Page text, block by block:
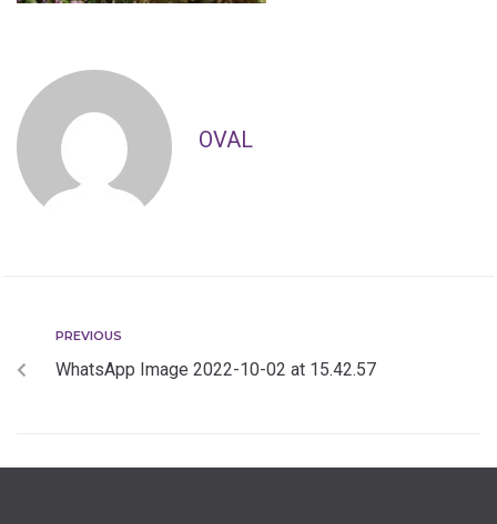
OVAL
PREVIOUS
WhatsApp Image 2022-10-02 at 15.42.57